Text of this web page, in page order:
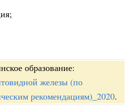
образование:
железы (по
рекомендациям)_2020.